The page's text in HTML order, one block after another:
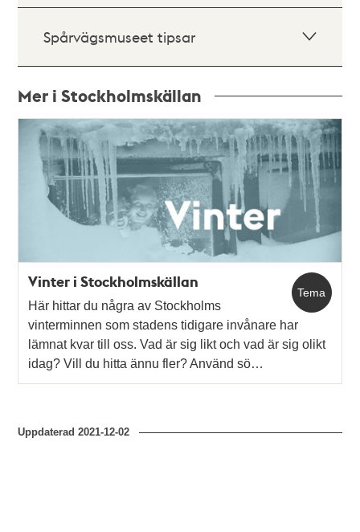
Spårvägsmuseet tipsar
Mer i Stockholmskällan
Relaterade
poster
teman
Tema
Vinter i Stockholmskällan
Här hittar du några av Stockholms
vinterminnen som stadens tidigare invånare har
lämnat kvar till oss. Vad är sig likt och vad är sig olikt
idag? Vill du hitta ännu fler? Använd sö…
Uppdaterad2021-12-02